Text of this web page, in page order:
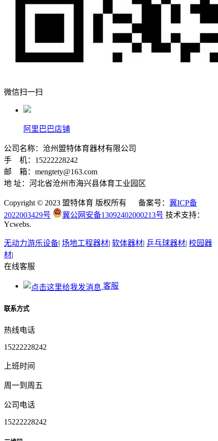
微信扫一扫
阿里巴巴店铺
公司名称：沧州盟特体育器材有限公司
手 机：15222228242
邮 箱：mengtety@163.com
地 址：河北省沧州市海兴县体育工业园区
Copyright © 2023 盟特体育 版权所有 备案号： 冀ICP备
2022003429号
冀公网安备13092402000213号 技术支持：
Ycwebs.
无动力游乐设备| 场地工程器材| 软体器材| 乒乓球器材| 校园器
材|
在线客服
客服
联系方式
热线电话
15222228242
上班时间
周一到周五
公司电话
15222228242